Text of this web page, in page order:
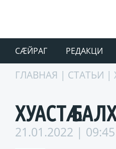
СÆЙРАГ РЕДАКЦИ
ГЛАВНАЯ | СТАТЬИ |
ХУАСТӔ
21.01.2022 | 09:45